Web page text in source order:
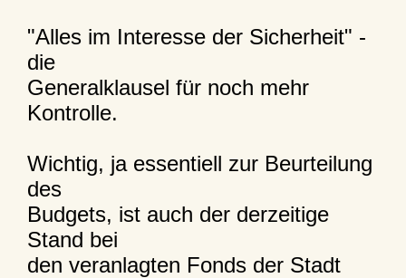
"Alles im Interesse der Sicherheit" -
die
Generalklausel für noch mehr
Kontrolle.
Wichtig, ja essentiell zur Beurteilung
des
Budgets, ist auch der derzeitige
Stand bei
den veranlagten Fonds der Stadt